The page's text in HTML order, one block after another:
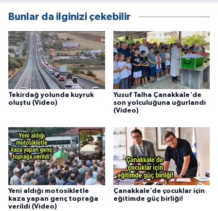
Bunlar da ilginizi çekebilir
Tekirdağ yolunda kuyruk
oluştu (Video)
Yusuf Talha Çanakkale'de
son yolculuğuna uğurlandı
(Video)
Yeni aldığı motosikletle
kaza yapan genç toprağa
verildi (Video)
Çanakkale’de çocuklar için
eğitimde güç birliği!